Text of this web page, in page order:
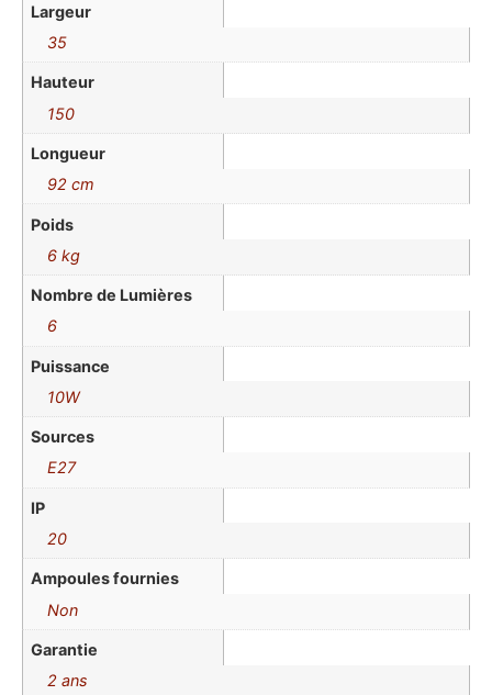
Largeur
35
Hauteur
150
Longueur
92 cm
Poids
6 kg
Nombre de Lumières
6
Puissance
10W
Sources
E27
IP
20
Ampoules fournies
Non
Garantie
2 ans